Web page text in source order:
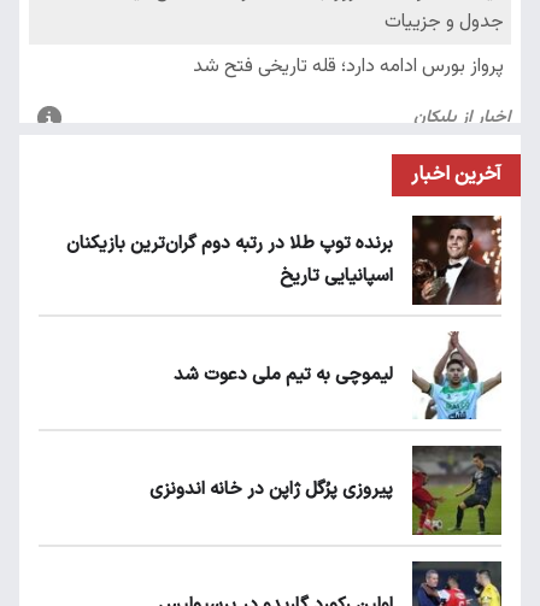
آخرین اخبار
برنده توپ طلا در رتبه دوم گران‌ترین بازیکنان
اسپانیایی تاریخ
لیموچی به تیم ملی دعوت شد
پیروزی پرُگل ژاپن در خانه اندونزی